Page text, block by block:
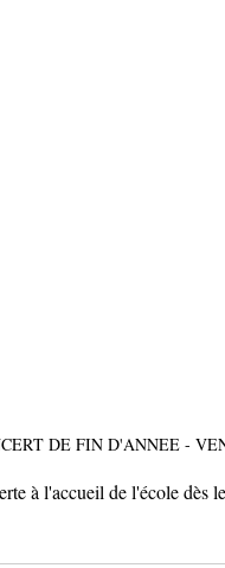
DE FIN D'ANNEE -
à l'accueil de l'école dès